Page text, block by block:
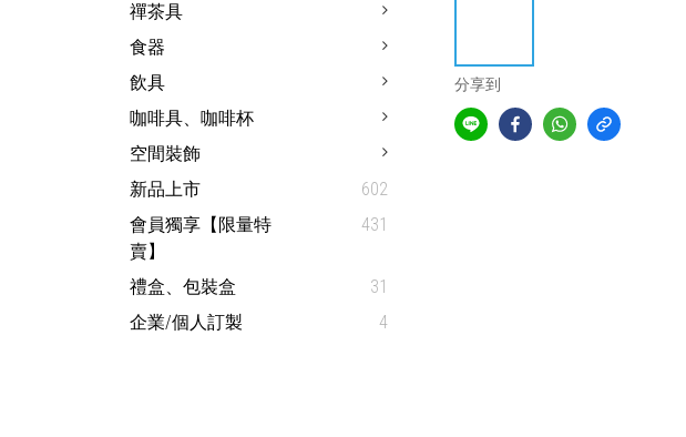
禪茶具
食器
飲具
咖啡具、咖啡杯
空間裝飾
新品上市
602
會員獨享【限量特
賣】
431
禮盒、包裝盒
31
企業/個人訂製
4
分享到